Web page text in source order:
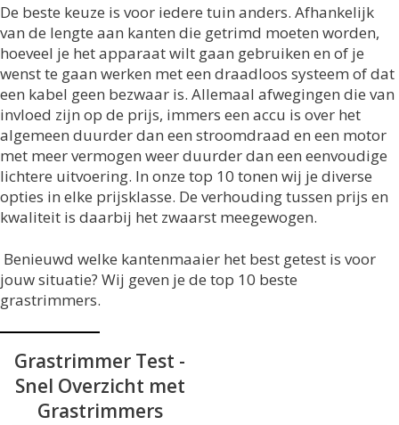
De beste keuze is voor iedere tuin anders. Afhankelijk
van de lengte aan kanten die getrimd moeten worden,
hoeveel je het apparaat wilt gaan gebruiken en of je
wenst te gaan werken met een draadloos systeem of dat
een kabel geen bezwaar is. Allemaal afwegingen die van
invloed zijn op de prijs, immers een accu is over het
algemeen duurder dan een stroomdraad en een motor
met meer vermogen weer duurder dan een eenvoudige
lichtere uitvoering. In onze top 10 tonen wij je diverse
opties in elke prijsklasse. De verhouding tussen prijs en
kwaliteit is daarbij het zwaarst meegewogen.
Benieuwd welke kantenmaaier het best getest is voor
jouw situatie? Wij geven je de top 10 beste
grastrimmers.
Grastrimmer Test -
Snel Overzicht met
Grastrimmers